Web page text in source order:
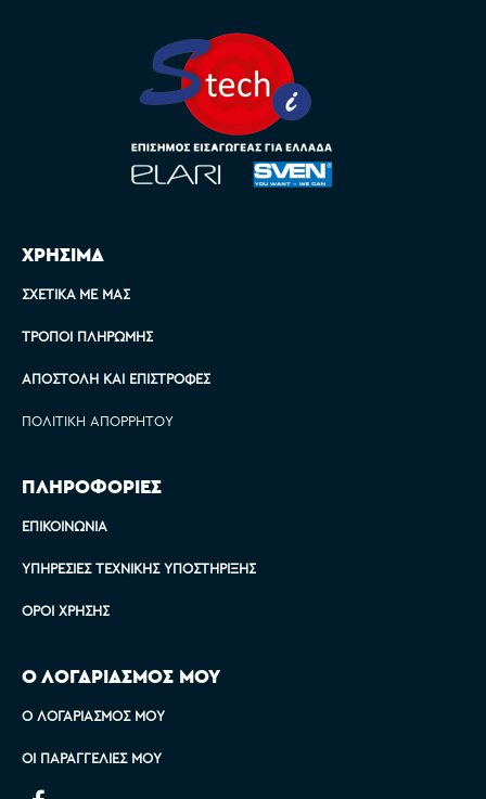
ΧΡΗΣΙΜΑ
ΣΧΕΤΙΚΆ ΜΕ ΜΑΣ
ΤΡΌΠΟΙ ΠΛΗΡΩΜΉΣ
ΑΠΟΣΤΟΛΉ ΚΑΙ ΕΠΙΣΤΡΟΦΈΣ
ΠΟΛΙΤΙΚΉ ΑΠΟΡΡΉΤΟΥ
ΠΛΗΡΟΦΟΡΙΕΣ
ΕΠΙΚΟΙΝΩΝΊΑ
ΥΠΗΡΕΣΊΕΣ ΤΕΧΝΙΚΉΣ ΥΠΟΣΤΉΡΙΞΗΣ
ΌΡΟΙ ΧΡΉΣΗΣ
Ο ΛΟΓΑΡΙΑΣΜΟΣ ΜΟΥ
Ο ΛΟΓΑΡΙΑΣΜΌΣ ΜΟΥ
ΟΙ ΠΑΡΑΓΓΕΛΊΕΣ ΜΟΥ